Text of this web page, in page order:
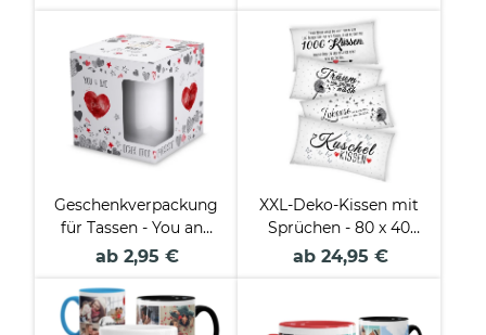
Geschenkverpackung
für Tassen - You and
me
ab 2,95 €
XXL-Deko-Kissen mit
Sprüchen - 80 x 40
cm
ab 24,95 €